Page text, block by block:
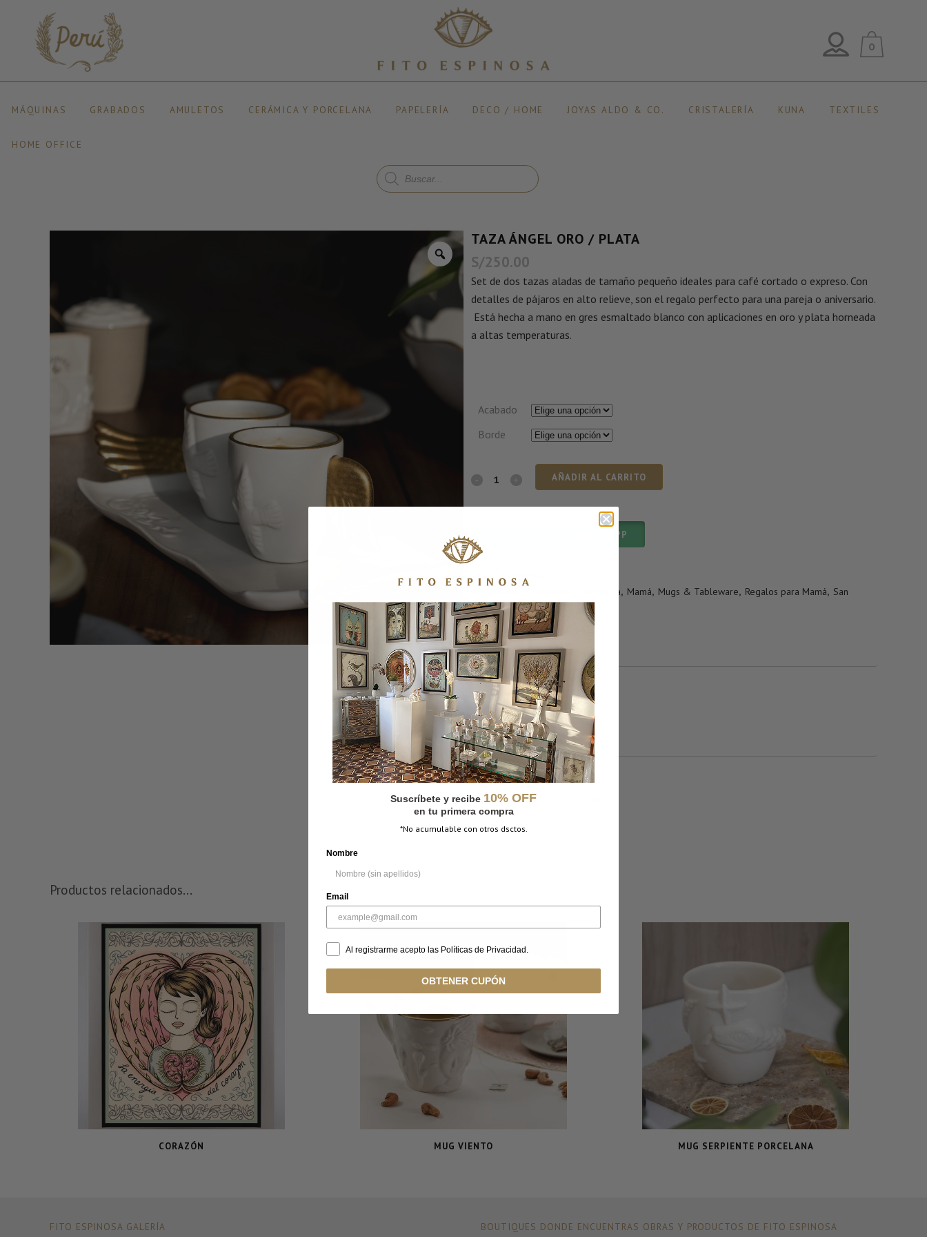
0
MÁQUINAS GRABADOS AMULETOS CERÁMICA Y PORCELANA PAPELERÍA DECO / HOME JOYAS ALDO & CO. CRISTALERÍA KUNA TEXTILES
HOME OFFICE
TAZA ÁNGEL ORO / PLATA
S/250.00
Set de dos tazas aladas de tamaño pequeño ideales para café cortado o expreso. Con
detalles de pájaros en alto relieve, son el regalo perfecto para una pareja o aniversario.
Está hecha a mano en gres esmaltado blanco con aplicaciones en oro y plata horneada
a altas temperaturas.
Acabado
Borde
AÑADIR AL CARRITO
CONSULTA POR WHATSAPP
Cerámica y Porcelana, Mamá, Mugs & Tableware, Regalos para Mamá, San
Valentin
DESCRIPCIÓN
MÁS INFORMACIÓN
DIMENSIONES
N/D
BORDE
Productos relacionados...
CORAZÓN MUG VIENTO MUG SERPIENTE PORCELANA
FITO ESPINOSA GALERÍA BOUTIQUES DONDE ENCUENTRAS OBRAS Y PRODUCTOS DE FITO ESPINOSA
Suscríbete y recibe 10% OFF
en tu primera compra
*No acumulable con otros dsctos.
Nombre
Email
Al registrarme acepto las Políticas de Privacidad.
OBTENER CUPÓN